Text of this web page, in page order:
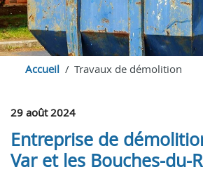
Accueil Travaux de démolition
29 août 2024
Entreprise de
Var et les Bouches-du-